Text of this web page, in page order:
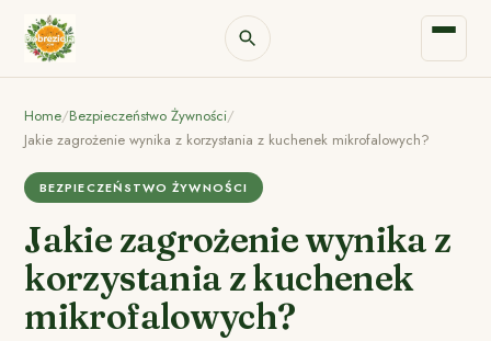
Home/Bezpieczeństwo Żywności/
Jakie zagrożenie wynika z korzystania z kuchenek mikrofalowych?
BEZPIECZEŃSTWO ŻYWNOŚCI
Jakie zagrożenie wynika z
korzystania z kuchenek
mikrofalowych?